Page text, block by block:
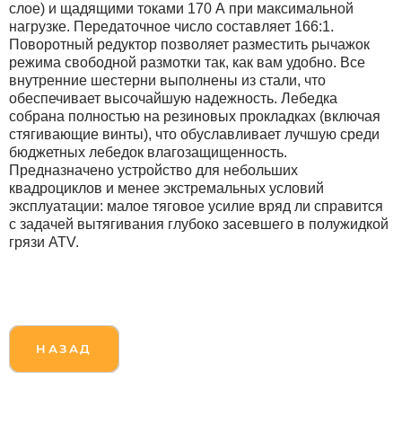
слое) и щадящими токами 170 А при максимальной
нагрузке. Передаточное число составляет 166:1.
Поворотный редуктор позволяет разместить рычажок
режима свободной размотки так, как вам удобно. Все
внутренние шестерни выполнены из стали, что
обеспечивает высочайшую надежность. Лебедка
собрана полностью на резиновых прокладках (включая
стягивающие винты), что обуславливает лучшую среди
бюджетных лебедок влагозащищенность.
Предназначено устройство для небольших
квадроциклов и менее экстремальных условий
эксплуатации: малое тяговое усилие вряд ли справится
с задачей вытягивания глубоко засевшего в полужидкой
грязи ATV.
НАЗАД